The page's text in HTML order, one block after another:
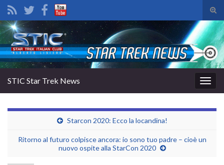
il
di
Search for:
la
STIC Star Trek News
Starcon 2020: Ecco la locandina!
Ritorno al futuro colpisce ancora: io sono tuo padre – cioè un
nuovo ospite alla StarCon 2020